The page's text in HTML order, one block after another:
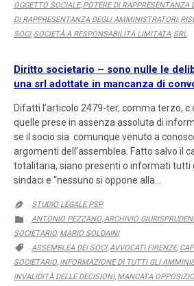
OGGETTO SOCIALE, POTERE DI RAPPRESENTANZA
DI RAPPRESENTANZA DEGLI AMMINISTRATORI,
SOCI, SOCIETÀ A RESPONSABILITÀ LIMITATA SRL
Diritto societario – sono nulle le
una srl adottate in mancanza di
Difatti l’articolo 2479-ter, comma terzo,
quelle prese in assenza assoluta di
se il socio sia comunque venuto a
argomenti dell’assemblea. Fatto salvo il
totalitaria, siano presenti o informati tutti
sindaci e “nessuno si oppone alla…

STUDIO LEGALE PSP

CATEGORY
ANTONIO PEZZANO ARCHIVIO
SOCIETARIO MARIO SOLDAINI

CATEGORY
ASSEMBLEA DEI SOCI, AVVOCATI FIRENZE,
SOCIETARIO INFORMAZIONE DI TUTTI GLI
INVALIDITÀ DELLE DECISIONI, MANCATA